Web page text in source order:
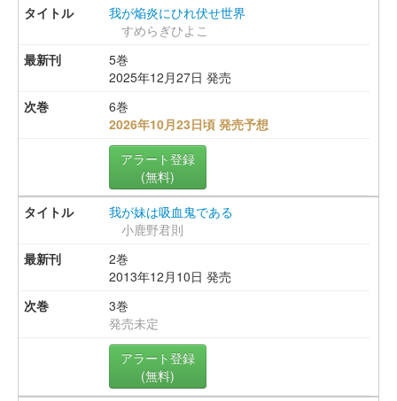
我が焔炎にひれ伏せ世界
すめらぎひよこ
5巻
2025年12月27日 発売
6巻
2026年10月23日頃 発売予想
アラート登録
(無料)
我が妹は吸血鬼である
小鹿野君則
2巻
2013年12月10日 発売
3巻
発売未定
アラート登録
(無料)